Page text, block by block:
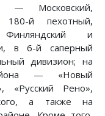
— Московский,
180-й пехотный,
Финляндский и
в 6-й саперный
дивизион; на
— «Новый
«Русский Рено»,
а также на